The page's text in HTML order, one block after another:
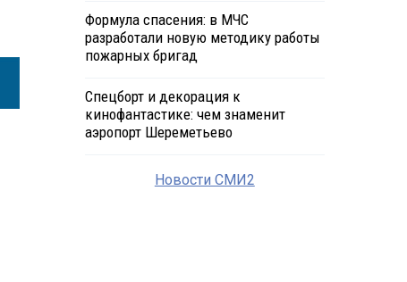
Формула спасения: в МЧС
разработали новую методику работы
пожарных бригад
Спецборт и декорация к
кинофантастике: чем знаменит
аэропорт Шереметьево
Новости СМИ2